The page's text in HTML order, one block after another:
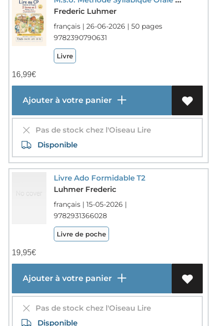
Frederic Luhmer
français | 26-06-2026 | 50 pages
9782390790631
Livre
16,99€
Ajouter à votre panier
Pas de stock chez l'Oiseau Lire
Disponible
Livre Ado Formidable T2
Luhmer Frederic
français | 15-05-2026 |
9782931366028
Livre de poche
19,95€
Ajouter à votre panier
Pas de stock chez l'Oiseau Lire
Disponible